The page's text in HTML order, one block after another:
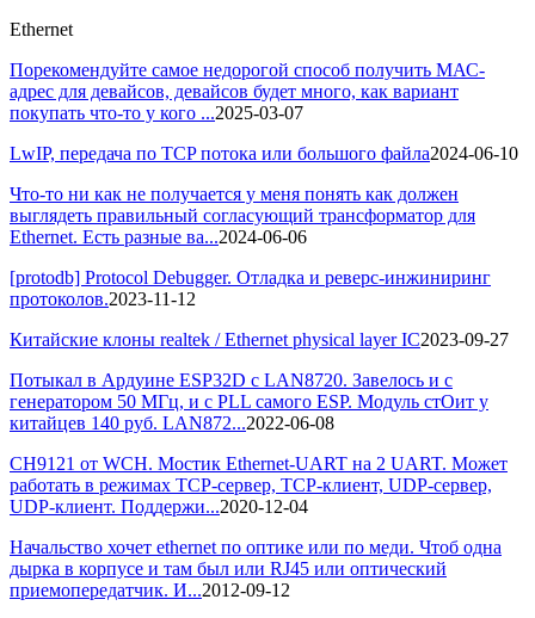
Ethernet
Порекомендуйте самое недорогой способ получить МАС-
адрес для девайсов, девайсов будет много, как вариант
покупать что-то у кого ...2025-03-07
LwIP, передача по TCP потока или большого файла2024-06-10
Что-то ни как не получается у меня понять как должен
выглядеть правильный согласующий трансформатор для
Ethernet. Есть разные ва...2024-06-06
[protodb] Protocol Debugger. Отладка и реверс-инжиниринг
протоколов.2023-11-12
Китайские клоны realtek / Ethernet physical layer IC2023-09-27
Потыкал в Ардуине ESP32D с LAN8720. Завелось и с
генератором 50 МГц, и с PLL самого ESP. Модуль стОит у
китайцев 140 руб. LAN872...2022-06-08
CH9121 от WCH. Мостик Ethernet-UART на 2 UART. Может
работать в режимах TCP-сервер, TCP-клиент, UDP-сервер,
UDP-клиент. Поддержи...2020-12-04
Начальство хочет ethernet по оптике или по меди. Чтоб одна
дырка в корпусе и там был или RJ45 или оптический
приемопередатчик. И...2012-09-12